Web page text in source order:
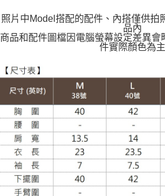
每筆NT$120
照片中Model搭配的配件、內搭僅供拍
品內
商品和配件圖檔因電腦螢幕設定差異
件實際顏色為主